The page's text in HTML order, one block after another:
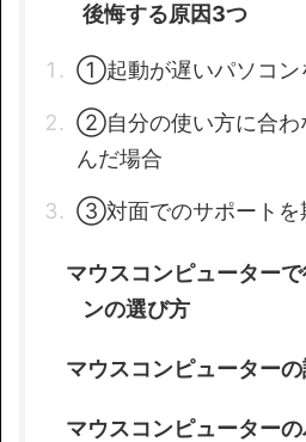
後悔する原因3つ
①起動が遅いパソコン
②自分の使い方に合わ
んだ場合
③対面でのサポートを
マウスコンピューター
ンの選び方
マウスコンピューター
マウスコンピューター